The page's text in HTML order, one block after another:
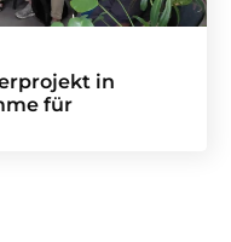
in
für